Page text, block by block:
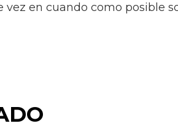
vez en cuando como posible